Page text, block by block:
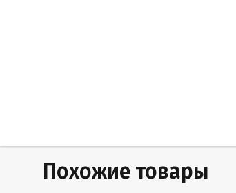
Похожие товары